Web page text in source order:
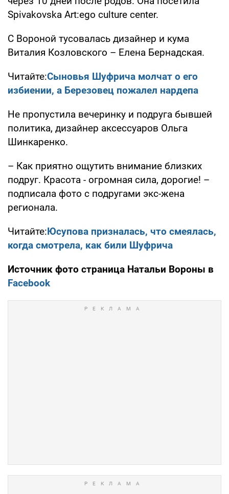
Spivakovska Art:ego culture center.
С Вороной тусовалась дизайнер и кума
Виталия Козловского – Елена Бернадская.
Читайте:Сыновья Шуфрича молчат о его
избиении, а Березовец пожалел нардепа
Не пропустила вечеринку и подруга бывшей
политика, дизайнер аксессуаров Ольга
Шинкаренко.
– Как приятно ощутить внимание близких
подруг. Красота - огромная сила, дорогие! –
подписала фото с подругами экс-жена
регионала.
Читайте:Юсупова призналась, что смеялась,
когда смотрела, как били Шуфрича
Источник фото страница Натальи Вороны в
Facebook